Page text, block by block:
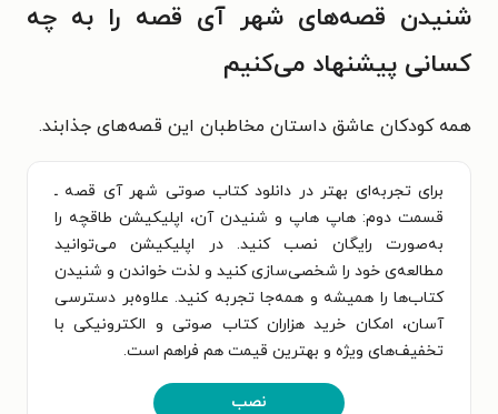
شنیدن قصه‌های شهر آی قصه را به چه
کسانی پیشنهاد می‌کنیم
همه کودکان عاشق داستان مخاطبان این قصه‌های جذابند.
برای تجربه‌ای بهتر در دانلود کتاب صوتی شهر آی قصه ـ
قسمت دوم: هاپ هاپ و شنیدن آن، اپلیکیشن طاقچه را
به‌صورت رایگان نصب کنید. در اپلیکیشن می‌توانید
مطالعه‌ی خود را شخصی‌سازی کنید و لذت خواندن و شنیدن
کتاب‌ها را همیشه و همه‌جا تجربه کنید. علاوه‌بر دسترسی
آسان، امکان خرید هزاران کتاب صوتی و الکترونیکی با
تخفیف‌های ویژه و بهترین قیمت هم فراهم است.
نصب